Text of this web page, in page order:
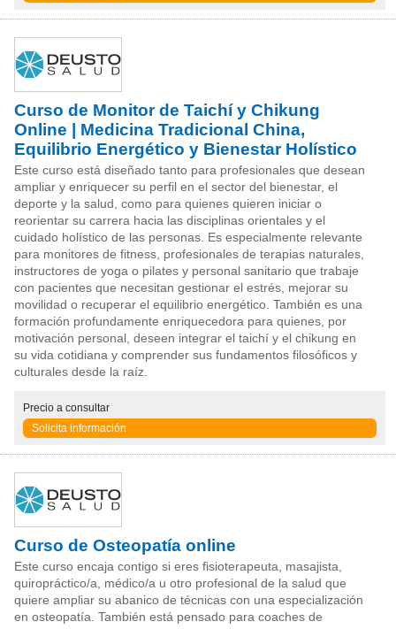
Curso de Monitor de Taichí y Chikung
Online | Medicina Tradicional China,
Equilibrio Energético y Bienestar Holístico
Este curso está diseñado tanto para profesionales que desean
ampliar y enriquecer su perfil en el sector del bienestar, el
deporte y la salud, como para quienes quieren iniciar o
reorientar su carrera hacia las disciplinas orientales y el
cuidado holístico de las personas. Es especialmente relevante
para monitores de fitness, profesionales de terapias naturales,
instructores de yoga o pilates y personal sanitario que trabaje
con pacientes que necesitan gestionar el estrés, mejorar su
movilidad o recuperar el equilibrio energético. También es una
formación profundamente enriquecedora para quienes, por
motivación personal, deseen integrar el taichí y el chikung en
su vida cotidiana y comprender sus fundamentos filosóficos y
culturales desde la raíz.
Precio a consultar
Solicita información
Curso de Osteopatía online
Este curso encaja contigo si eres fisioterapeuta, masajista,
quiropráctico/a, médico/a u otro profesional de la salud que
quiere ampliar su abanico de técnicas con una especialización
en osteopatía. También está pensado para coaches de